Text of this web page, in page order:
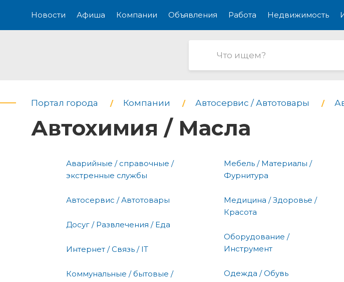
Новости Афиша Компании Объявления Работа Недвижимость
Портал города Компании Автосервис / Автотовары
Автохимия / Масла
Аварийные / справочные /
экстренные службы
Автосервис / Автотовары
Досуг / Развлечения / Еда
Интернет / Связь / IT
Коммунальные / бытовые /
Мебель / Материалы /
Фурнитура
Медицина / Здоровье /
Красота
Оборудование /
Инструмент
Одежда / Обувь